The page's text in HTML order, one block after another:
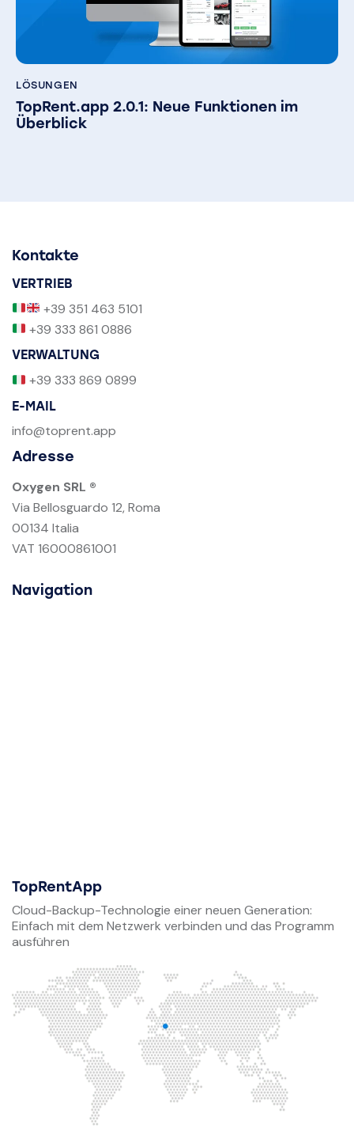
LÖSUNGEN
TopRent.app 2.0.1: Neue Funktionen im
Überblick
Kontakte
VERTRIEB
+39 351 463 5101
+39 333 861 0886
VERWALTUNG
+39 333 869 0899
E-MAIL
info@toprent.app
Adresse
Oxygen SRL ®
Via Bellosguardo 12, Roma
00134 Italia
VAT 16000861001
Navigation
TopRentApp
Cloud-Backup-Technologie einer neuen Generation:
Einfach mit dem Netzwerk verbinden und das Programm
ausführen